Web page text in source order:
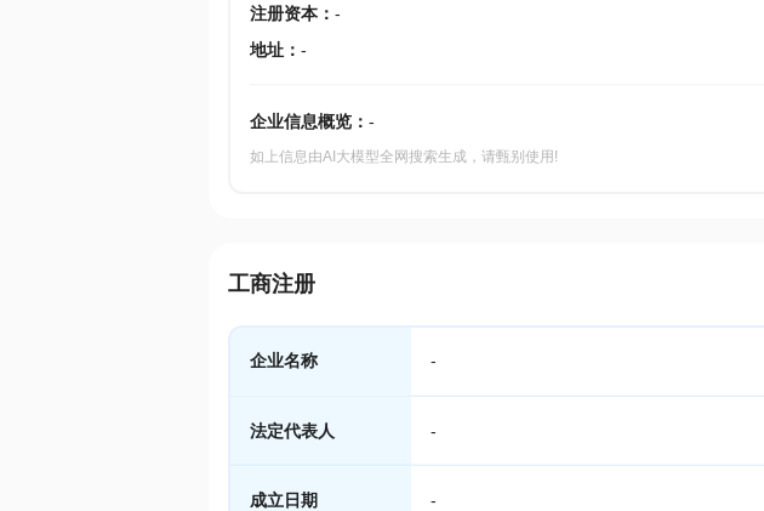
注册资本： -
地址： -
企业信息概览： -
如上信息由AI大模型全网搜索生成，请甄别使用!
工商注册
企业名称 -
法定代表人 -
成立日期 -